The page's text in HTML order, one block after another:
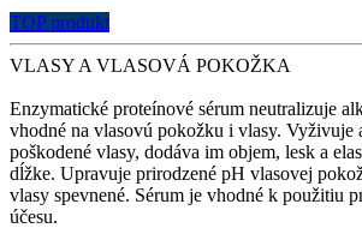
TOP produkt
VLASY A VLASOVÁ POKOŽKA
Enzymatické proteínové sérum neutralizuje
vhodné na vlasovú pokožku i vlasy. Vyživuje
poškodené vlasy, dodáva im objem, lesk a
dĺžke. Upravuje prirodzené pH vlasovej
vlasy spevnené. Sérum je vhodné k použitiu
účesu.